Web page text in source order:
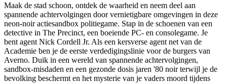
Maak de stad schoon, ontdek de waarheid en neem deel aan
spannende achtervolgingen door vernietigbare omgevingen in deze
neon-noir actiesandbox politiegame. Stap in de schoenen van een
detective in The Precinct, een boeiende PC- en consolegame. Je
bent agent Nick Cordell Jr. Als een kersverse agent net van de
Academie ben je de eerste verdedigingslinie voor de burgers van
Averno. Duik in een wereld van spannende achtervolgingen,
sandbox-misdaden en een gezonde dosis jaren '80 noir terwijl je de
bevolking beschermt en het mysterie van je vaders moord tijdens